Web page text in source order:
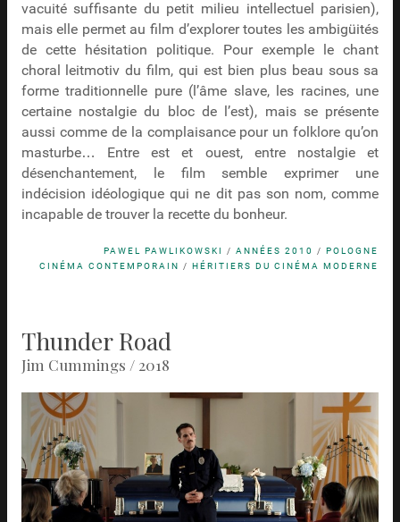
vacuité suffisante du petit milieu intellectuel parisien),
mais elle permet au film d’explorer toutes les ambigüités
de cette hésitation politique. Pour exemple le chant
choral leitmotiv du film, qui est bien plus beau sous sa
forme traditionnelle pure (l’âme slave, les racines, une
certaine nostalgie du bloc de l’est), mais se présente
aussi comme de la complaisance pour un folklore qu’on
masturbe… Entre est et ouest, entre nostalgie et
désenchantement, le film semble exprimer une
indécision idéologique qui ne dit pas son nom, comme
incapable de trouver la recette du bonheur.
PAWEL PAWLIKOWSKI /ANNÉES 2010 /POLOGNE
CINÉMA CONTEMPORAIN /HÉRITIERS DU CINÉMA MODERNE
Thunder Road
Jim Cummings / 2018